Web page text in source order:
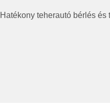
Hatékony teherautó bérlés